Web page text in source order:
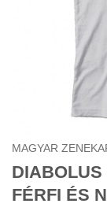
MAGYAR
DIABOLUS
FÉRFI ÉS